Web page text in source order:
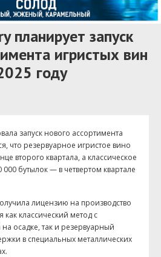
планирует запуск
игристых вин
году
запуск нового ассортимента
что резервуарное игристое вино
второго квартала, а классическое
бутылок — в четвертом квартале
лицензию на производство
как классический метод с
осадке, так и резервуарный
в специальных металлических